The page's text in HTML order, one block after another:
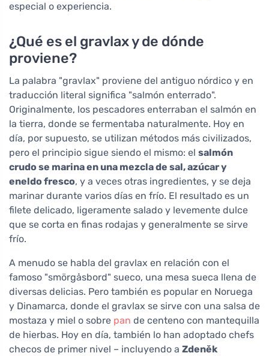
especial o experiencia.
¿Qué es el gravlax y de dónde
proviene?
La palabra "gravlax" proviene del antiguo nórdico y en
traducción literal significa "salmón enterrado".
Originalmente, los pescadores enterraban el salmón en
la tierra, donde se fermentaba naturalmente. Hoy en
día, por supuesto, se utilizan métodos más civilizados,
pero el principio sigue siendo el mismo: el salmón
crudo se marina en una mezcla de sal, azúcar y
eneldo fresco, y a veces otras ingredientes, y se deja
marinar durante varios días en frío. El resultado es un
filete delicado, ligeramente salado y levemente dulce
que se corta en finas rodajas y generalmente se sirve
frío.
A menudo se habla del gravlax en relación con el
famoso "smörgåsbord" sueco, una mesa sueca llena de
diversas delicias. Pero también es popular en Noruega
y Dinamarca, donde el gravlax se sirve con una salsa de
mostaza y miel o sobre pan de centeno con mantequilla
de hierbas. Hoy en día, también lo han adoptado chefs
checos de primer nivel – incluyendo a Zdeněk